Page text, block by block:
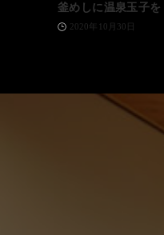
釜めしに温泉玉子
2020年10月30日